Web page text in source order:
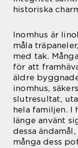
historiska
Inomhus är
måla
med tak.
för att
äldre
inomhus,
slutresultat,
hela familjen. I
länge använt
dessa
många dess